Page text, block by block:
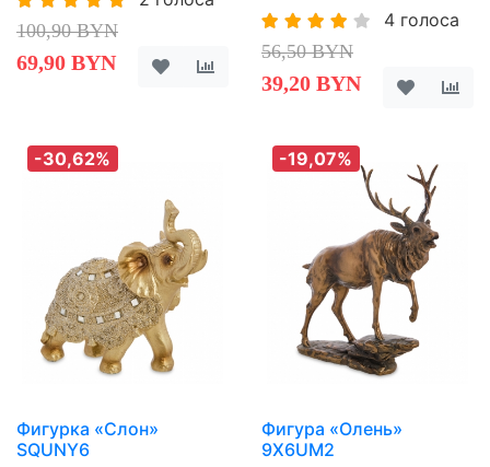
100,90 BYN
69,90 BYN
4 голоса
56,50 BYN
39,20 BYN
-30,62%
Фигурка «Слон»
SQUNY6
-19,07%
Фигура «Олень»
9X6UM2